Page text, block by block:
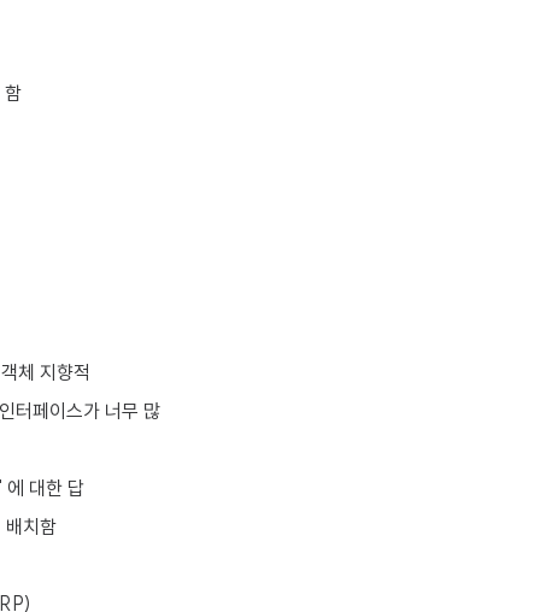
함
체 지향적
터페이스가 너무 많
에 대한 답
배치함